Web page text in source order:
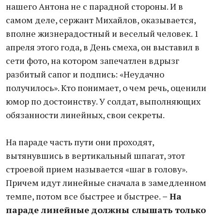
нашего Антона не с парадной стороны. И в
самом деле, сержант Михайлов, оказывается,
вполне жизнерадостный и веселый человек. 1
апреля этого года, в День смеха, он выставил в
сети фото, на котором запечатлен вдрызг
разбитый сапог и подпись: «Неудачно
получилось». Кто понимает, о чем речь, оценили
юмор по достоинству. У солдат, выполняющих
обязанности линейных, свои секреты.
На параде часть пути они проходят,
вытянувшись в вертикальный шпагат, этот
строевой прием называется «шаг в голову».
Причем идут линейные сначала в замедленном
темпе, потом все быстрее и быстрее. – На
параде линейные должны слышать только